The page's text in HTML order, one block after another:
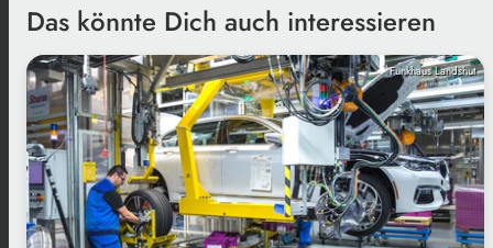
Das könnte Dich auch interessieren
Funkhaus Landshut